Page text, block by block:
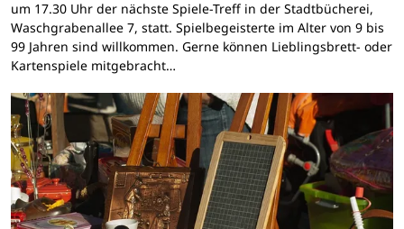
um 17.30 Uhr der nächste Spiele-Treff in der Stadtbücherei,
Waschgrabenallee 7, statt. Spielbegeisterte im Alter von 9 bis
99 Jahren sind willkommen. Gerne können Lieblingsbrett- oder
Kartenspiele mitgebracht…